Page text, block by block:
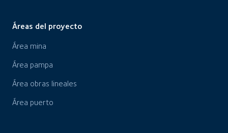
Áreas del proyecto
Área mina
Área pampa
Área obras lineales
Área puerto